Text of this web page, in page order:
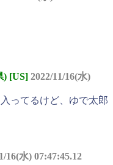
) [US] 2022/11/16(水)
ってるけど、ゆで太郎
16(水) 07:47:45.12